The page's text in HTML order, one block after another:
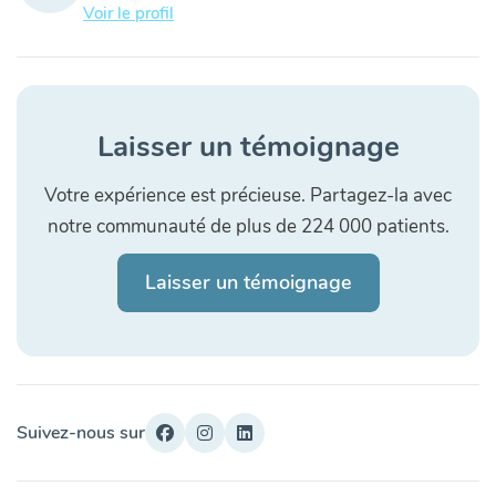
Voir le profil
Laisser un témoignage
Votre expérience est précieuse. Partagez-la avec
notre communauté de plus de 224 000 patients.
Laisser un témoignage
Suivez-nous sur